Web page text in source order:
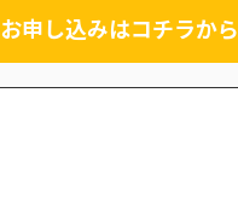
お申し込みはコチラから